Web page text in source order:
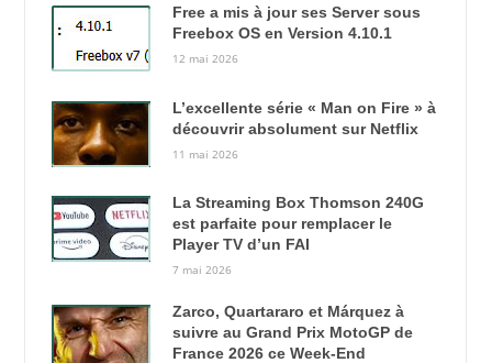
Free a mis à jour ses Server sous
Freebox OS en Version 4.10.1
12 mai 2026
L’excellente série « Man on Fire » à
découvrir absolument sur Netflix
11 mai 2026
La Streaming Box Thomson 240G
est parfaite pour remplacer le
Player TV d’un FAI
7 mai 2026
Zarco, Quartararo et Márquez à
suivre au Grand Prix MotoGP de
France 2026 ce Week-End